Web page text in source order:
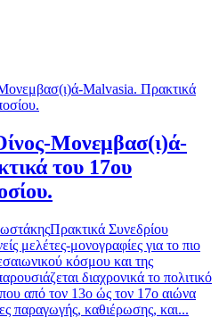
Μονεμβασ(ι)ά-
του 17ου
Πρακτικά Συνεδρίου
μελέτες-μονογραφίες για το πιο
κόσμου και της
διαχρονικά το πολιτικό
που από τον 13ο ώς τον 17ο αιώνα
παραγωγής, καθιέρωσης, και...